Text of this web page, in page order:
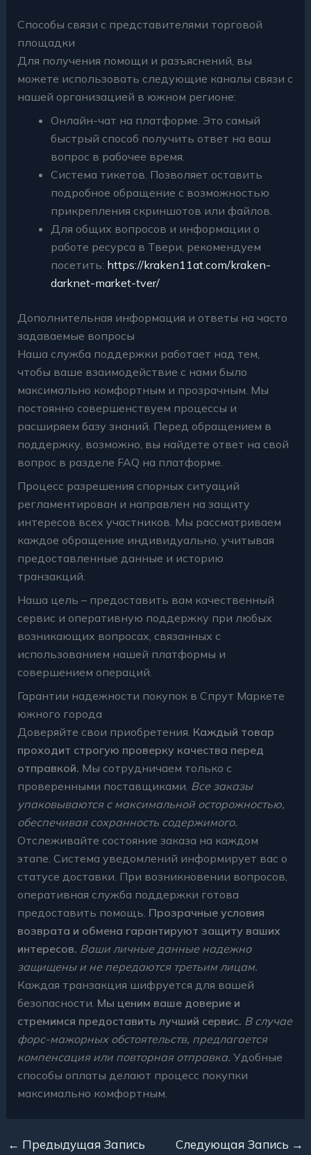
Способы связи с представителями торговой
площадки
Для получения помощи и разъяснений, вы
можете использовать следующие каналы связи с
нашей организацией в южном регионе:
Онлайн-чат на платформе. Это самый
быстрый способ получить ответ на ваш
вопрос в рабочее время.
Система тикетов. Позволяет оставить
подробное обращение с возможностью
прикрепления скриншотов или файлов.
Для общих вопросов и информации о
работе ресурса в Твери, рекомендуем
посетить: https://kraken11at.com/kraken-
darknet-market-tver/
Дополнительная информация и ответы на часто
задаваемые вопросы
Наша служба поддержки работает над тем,
чтобы ваше взаимодействие с нами было
максимально комфортным и прозрачным. Мы
постоянно совершенствуем процессы и
расширяем базу знаний. Перед обращением в
поддержку, возможно, вы найдете ответ на свой
вопрос в разделе FAQ на платформе.
Процесс разрешения спорных ситуаций
регламентирован и направлен на защиту
интересов всех участников. Мы рассматриваем
каждое обращение индивидуально, учитывая
предоставленные данные и историю
транзакций.
Наша цель – предоставить вам качественный
сервис и оперативную поддержку при любых
возникающих вопросах, связанных с
использованием нашей платформы и
совершением операций.
Гарантии надежности покупок в Спрут Маркете
южного города
Доверяйте свои приобретения. Каждый товар
проходит строгую проверку качества перед
отправкой. Мы сотрудничаем только с
проверенными поставщиками. Все заказы
упаковываются с максимальной осторожностью,
обеспечивая сохранность содержимого.
Отслеживайте состояние заказа на каждом
этапе. Система уведомлений информирует вас о
статусе доставки. При возникновении вопросов,
оперативная служба поддержки готова
предоставить помощь. Прозрачные условия
возврата и обмена гарантируют защиту ваших
интересов. Ваши личные данные надежно
защищены и не передаются третьим лицам.
Каждая транзакция шифруется для вашей
безопасности. Мы ценим ваше доверие и
стремимся предоставить лучший сервис. В случае
форс-мажорных обстоятельств, предлагается
компенсация или повторная отправка. Удобные
способы оплаты делают процесс покупки
максимально комфортным.
← Предыдущая Запись Следующая Запись →